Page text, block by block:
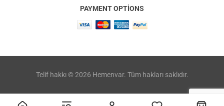
PAYMENT OPTIONS
Telif hakkı © 2026 Hemenvar. Tüm hakları saklıdır.